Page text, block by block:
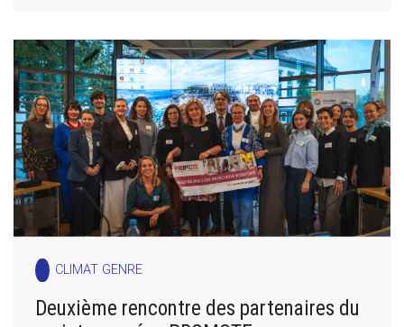
CLIMAT GENRE
Deuxième rencontre des partenaires du